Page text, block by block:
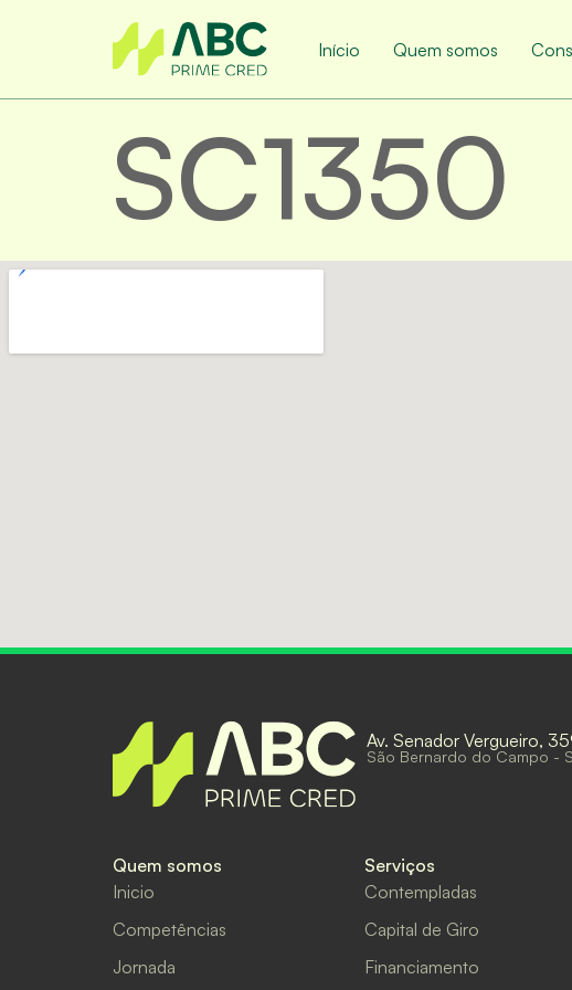
Início Quem somos
SC1350
Av. Senador Vergueiro,
São Bernardo do Campo -
Quem somos
Inicio
Competências
Jornada
Serviços
Contempladas
Capital de Giro
Financiamento